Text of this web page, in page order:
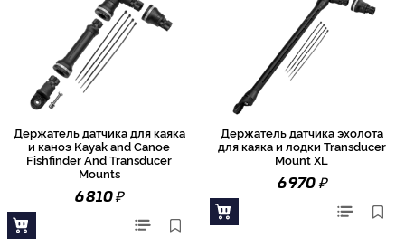
Держатель датчика для каяка
и каноэ Kayak and Canoe
Fishfinder And Transducer
Mounts
6 810₽
Держатель датчика эхолота
для каяка и лодки Transducer
Mount XL
6 970₽